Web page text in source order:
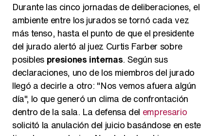
Durante las cinco jornadas de deliberaciones, el
ambiente entre los jurados se tornó cada vez
más tenso, hasta el punto de que el presidente
del jurado alertó al juez Curtis Farber sobre
posibles presiones internas. Según sus
declaraciones, uno de los miembros del jurado
llegó a decirle a otro: "Nos vemos afuera algún
día", lo que generó un clima de confrontación
dentro de la sala. La defensa del empresario
solicitó la anulación del juicio basándose en este